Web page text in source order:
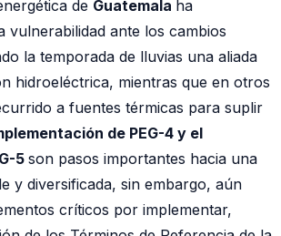
de Guatemala ha
vulnerabilidad ante los cambios
la temporada de lluvias una aliada
hidroeléctrica, mientras que en otros
a fuentes térmicas para suplir
de PEG-4 y el
5 son pasos importantes hacia una
y diversificada, sin embargo, aún
críticos por implementar,